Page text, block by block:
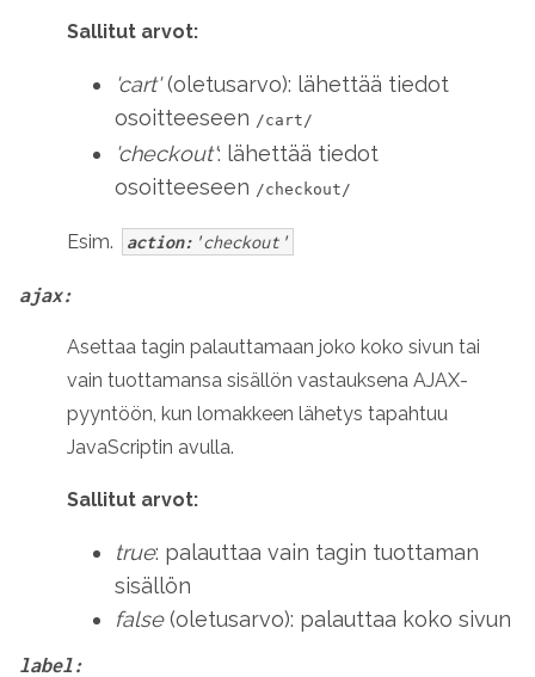
Sallitut arvot:
'cart'(oletusarvo): lähettää tiedot
osoitteeseen /cart/
'checkout': lähettää tiedot
osoitteeseen /checkout/
Esim. action: 'checkout'
ajax:
Asettaa tagin palauttamaan joko koko sivun tai
vain tuottamansa sisällön vastauksena AJAX-
pyyntöön, kun lomakkeen lähetys tapahtuu
JavaScriptin avulla.
Sallitut arvot:
true: palauttaa vain tagin tuottaman
sisällön
false(oletusarvo): palauttaa koko sivun
label: